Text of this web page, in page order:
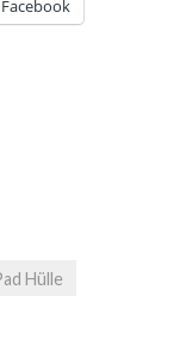
Facebook
Hülle